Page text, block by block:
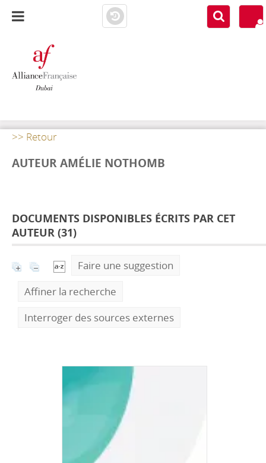
>> Retour
AUTEUR AMÉLIE NOTHOMB
DOCUMENTS DISPONIBLES ÉCRITS PAR CET
AUTEUR (31)
Faire une suggestion
Affiner la recherche
Interroger des sources externes